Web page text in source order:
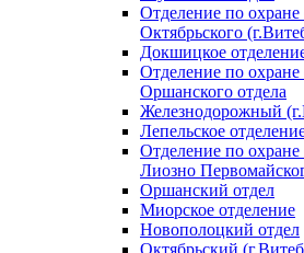
Отделение по охране
Октябрьского
Докшицкое
Отделение по
Оршанского отдела
Железнодорожный
Лепельское
Отделение по охране
Лиозно
Оршанский отдел
Миорское отделение
Новополоцкий отдел
Октябрьский